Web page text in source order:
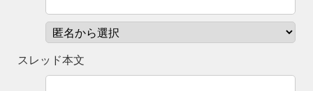
スレッド本文